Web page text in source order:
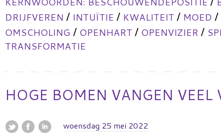
DRIJFVEREN / INTUÏTIE / KWALITEIT / MOED /
OMSCHOLING / OPENHART / OPENVIZIER /
TRANSFORMATIE
HOGE BOMEN VANGEN
woensdag 25 mei 2022